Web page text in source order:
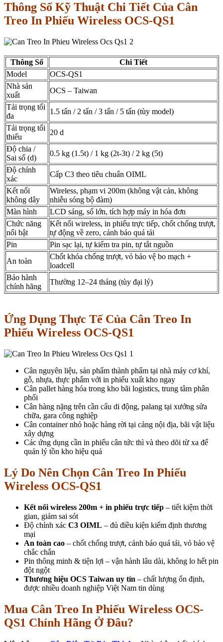
Thông Số Kỹ Thuật Chi Tiết Của Cân
Treo In Phiếu Wireless OCS-QS1
Thông Số
Chi Tiết
Model
OCS-QS1
Nhà sản
xuất
OCS – Taiwan
Tải trọng tối
đa
1.5 tấn / 2 tấn / 3 tấn / 5 tấn (tùy model)
Tải trọng tối
thiểu
20 d
Độ chia /
Sai số (d)
0.5 kg (1.5t) / 1 kg (2t-3t) / 2 kg (5t)
Độ chính
xác
Cấp C3 theo tiêu chuẩn OIML
Kết nối
không dây
Wireless, phạm vi 200m (không vật cản, không
nhiễu sóng bộ đàm)
Màn hình
LCD sáng, số lớn, tích hợp máy in hóa đơn
Chức năng
nổi bật
Kết nối wireless, in phiếu trực tiếp, chốt chống trượt,
tự động về zero, cảnh báo quá tải
Pin
Pin sạc lại, tự kiểm tra pin, tự tắt nguồn
An toàn
Chốt khóa chống trượt, vỏ bảo vệ bo mạch +
loadcell
Bảo hành
chính hãng
Thường 12–24 tháng (tùy đại lý)
Ứng Dụng Thực Tế Của Cân Treo In
Phiếu Wireless OCS-QS1
Cân nguyên liệu, sản phẩm thành phẩm tại nhà máy cơ khí,
gỗ, nhựa, thực phẩm với in phiếu xuất kho ngay
Cân pallet hàng hóa trong kho bãi logistics, trung tâm phân
phối
Cân hàng nặng trên cần cẩu di động, palang tại xưởng sửa
chữa, gara công nghiệp
Cân container nhỏ hoặc hàng rời tại cảng nội địa, bãi vật liệu
xây dựng
Các ứng dụng cần in phiếu cân tức thì và theo dõi từ xa để
quản lý tồn kho hiệu quả
Lý Do Nên Chọn Cân Treo In Phiếu
Wireless OCS-QS1
Kết nối wireless 200m + in phiếu trực tiếp – tiết kiệm thời
gian, giảm sai sót
Độ chính xác C3 OIML – đủ điều kiện kiểm định thương
mại
An toàn cao – chốt chống trượt, cảnh báo quá tải, vỏ bảo vệ
chắc chắn
Pin thông minh & tiện lợi – vận hành lâu dài, không lo hết pin
đột ngột
Thương hiệu OCS Taiwan uy tín – chất lượng ổn định,
được nhiều doanh nghiệp Việt Nam tin dùng
Mua Cân Treo In Phiếu Wireless OCS-
QS1 Chính Hãng Ở Đâu?